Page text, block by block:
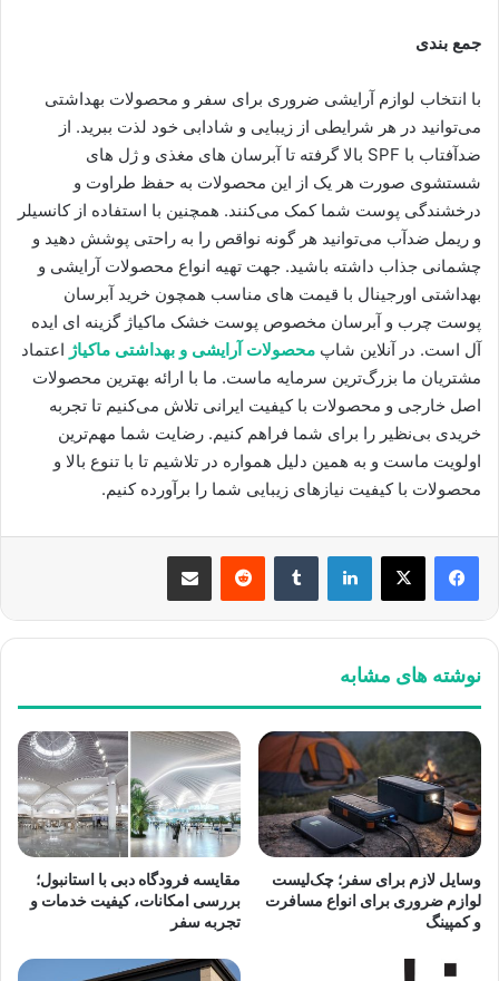
جمع بندی
با انتخاب لوازم آرایشی ضروری برای سفر و محصولات بهداشتی
می‌توانید در هر شرایطی از زیبایی و شادابی خود لذت ببرید. از
ضدآفتاب با SPF بالا گرفته تا آبرسان ‌های مغذی و ژل‌ های
شستشوی صورت هر یک از این محصولات به حفظ طراوت و
درخشندگی پوست شما کمک می‌کنند. همچنین با استفاده از کانسیلر
و ریمل ضدآب می‌توانید هر گونه نواقص را به راحتی پوشش دهید و
چشمانی جذاب داشته باشید. جهت تهیه انواع محصولات آرایشی و
بهداشتی اورجینال با قیمت ‌های مناسب همچون خرید آبرسان
پوست چرب و آبرسان مخصوص پوست خشک ماکیاژ گزینه ‌ای ایده
‌آل است. در آنلاین شاپ محصولات آرایشی و بهداشتی ماکیاژ اعتماد
مشتریان ما بزرگ‌ترین سرمایه‌ ماست. ما با ارائه بهترین محصولات
اصل خارجی و محصولات با کیفیت ایرانی تلاش می‌کنیم تا تجربه
خریدی بی‌نظیر را برای شما فراهم کنیم. رضایت شما مهم‌ترین
اولویت ماست و به همین دلیل همواره در تلاشیم تا با تنوع بالا و
محصولات با کیفیت نیازهای زیبایی شما را برآورده کنیم.
لینکدین ‫تامبلر ‫رددیت اشتراک گذاری از طریق ایمیل
نوشته های مشابه
وسایل لازم برای سفر؛ چک‌لیست
لوازم ضروری برای انواع مسافرت
و کمپینگ
مقایسه فرودگاه دبی با استانبول؛
بررسی امکانات، کیفیت خدمات و
تجربه سفر